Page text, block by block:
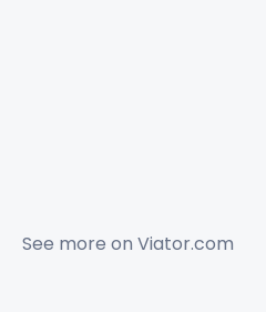
See more on Viator.com